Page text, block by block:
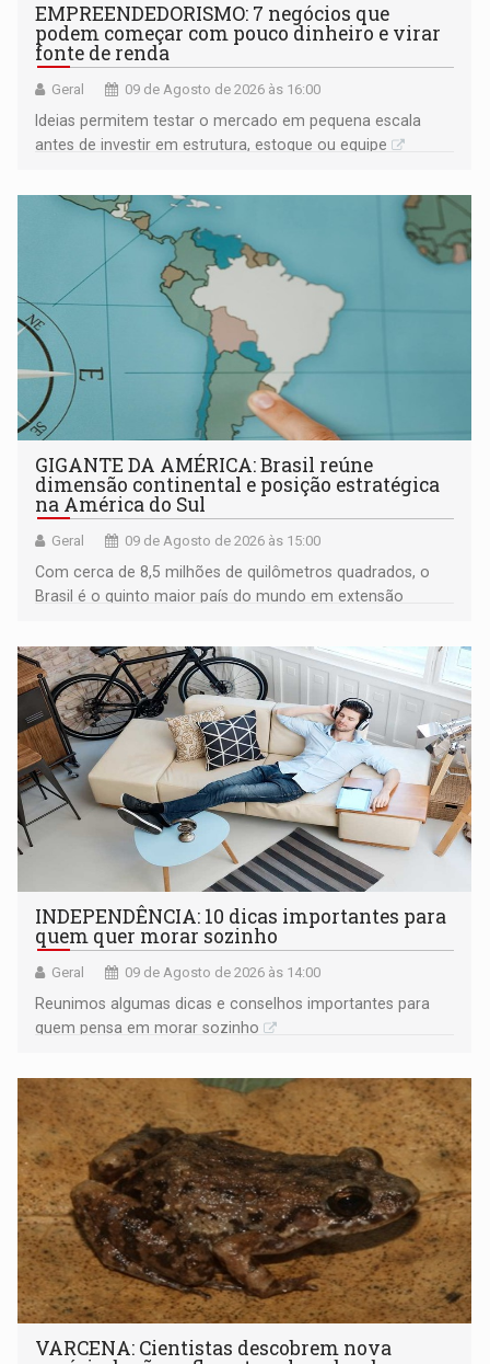
EMPREENDEDORISMO: 7 negócios que
podem começar com pouco dinheiro e virar
fonte de renda
Geral 09 de Agosto de 2026 às 16:00
Ideias permitem testar o mercado em pequena escala
antes de investir em estrutura, estoque ou equipe
GIGANTE DA AMÉRICA: Brasil reúne
dimensão continental e posição estratégica
na América do Sul
Geral 09 de Agosto de 2026 às 15:00
Com cerca de 8,5 milhões de quilômetros quadrados, o
Brasil é o quinto maior país do mundo em extensão
INDEPENDÊNCIA: 10 dicas importantes para
quem quer morar sozinho
Geral 09 de Agosto de 2026 às 14:00
Reunimos algumas dicas e conselhos importantes para
quem pensa em morar sozinho
VARCENA: Cientistas descobrem nova